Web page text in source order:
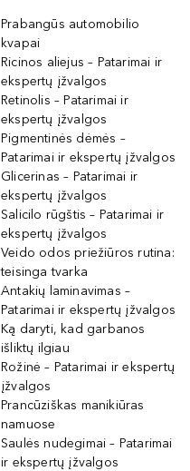
Prabangūs automobilio
kvapai
Ricinos aliejus – Patarimai ir
ekspertų įžvalgos
Retinolis – Patarimai ir
ekspertų įžvalgos
Pigmentinės dėmės –
Patarimai ir ekspertų įžvalgos
Glicerinas – Patarimai ir
ekspertų įžvalgos
Salicilo rūgštis – Patarimai ir
ekspertų įžvalgos
Veido odos priežiūros rutina:
teisinga tvarka
Antakių laminavimas –
Patarimai ir ekspertų įžvalgos
Ką daryti, kad garbanos
išliktų ilgiau
Rožinė – Patarimai ir ekspertų
įžvalgos
Prancūziškas manikiūras
namuose
Saulės nudegimai – Patarimai
ir ekspertų įžvalgos